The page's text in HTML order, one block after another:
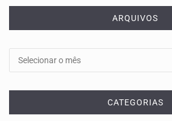
ARQUIVOS
CATEGORIAS